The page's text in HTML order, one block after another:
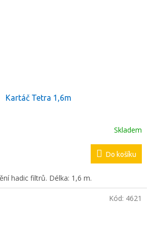
Kartáč Tetra 1,6m
Skladem
Do košíku
hadic filtrů. Délka: 1,6 m.
Kód: 4621